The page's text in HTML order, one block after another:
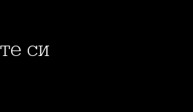
си